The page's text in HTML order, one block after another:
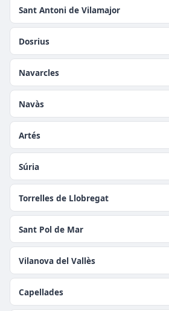
Sant Antoni de Vilamajor
Dosrius
Navarcles
Navàs
Artés
Súria
Torrelles de Llobregat
Sant Pol de Mar
Vilanova del Vallès
Capellades